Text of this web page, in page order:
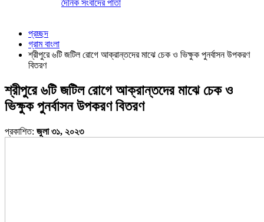
প্রচ্ছদ
গ্রাম বাংলা
শ্রীপুরে ৬টি জটিল রোগে আক্রান্তদের মাঝে চেক ও ভিক্ষুক পুনর্বাসন উপকরণ
বিতরণ
শ্রীপুরে ৬টি জটিল রোগে আক্রান্তদের মাঝে চেক ও
ভিক্ষুক পুনর্বাসন উপকরণ বিতরণ
প্রকাশিত: জুলা ৩১, ২০২৩